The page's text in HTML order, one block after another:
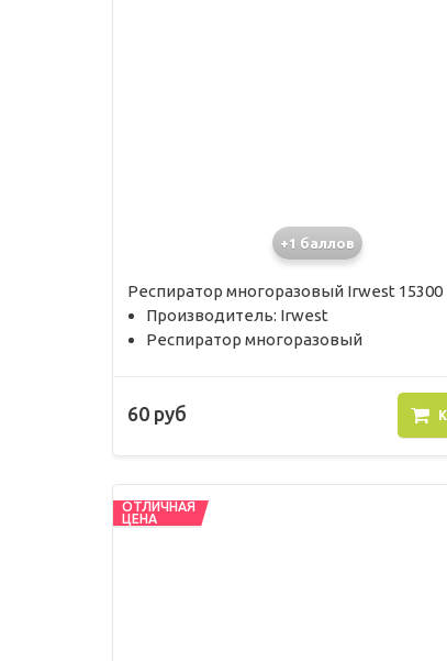
+1 баллов
Респиратор многоразовый Irwest 15300
Производитель: Irwest
Респиратор многоразовый
60 руб
ОТЛИЧНАЯ
ЦЕНА